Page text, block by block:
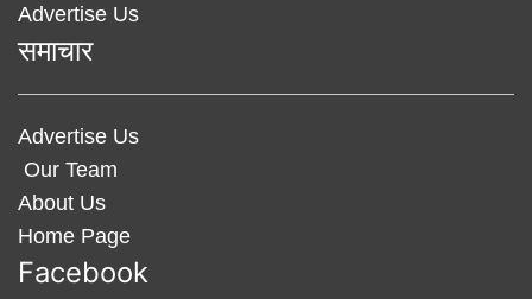
Advertise Us
समाचार
Advertise Us
Our Team
About Us
Home Page
Facebook